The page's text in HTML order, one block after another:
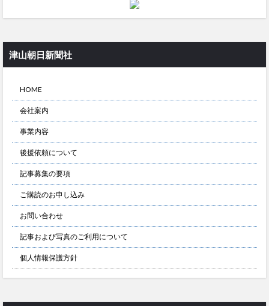
津山朝日新聞社
HOME
会社案内
事業内容
後援依頼について
記事募集の要項
ご購読のお申し込み
お問い合わせ
記事および写真のご利用について
個人情報保護方針